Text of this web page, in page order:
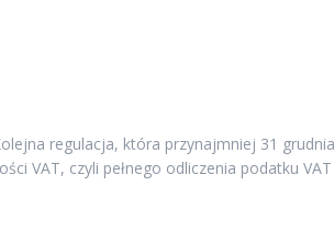
regulacja, która przynajmniej 31
VAT, czyli pełnego odliczenia podatku